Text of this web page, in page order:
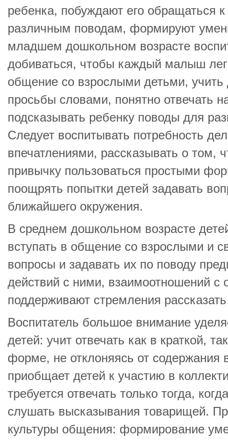
ребенка, побуждают его обращаться
различным поводам, формируют
младшем дошкольном возрасте
добиваться, чтобы каждый малыш
общение со взрослыми детьми, учить
просьбы словами, понятно отвечать
подсказывать ребенку поводы для
Следует воспитывать потребность
впечатлениями, рассказывать о том,
привычку пользоваться простыми
поощрять попытки детей задавать
ближайшего окружения.
В среднем дошкольном возрасте
вступать в общение со взрослыми и
вопросы и задавать их по поводу
действий с ними, взаимоотношений
поддерживают стремления
Воспитатель большое внимание
детей: учит отвечать как в краткой,
форме, не отклоняясь от содержания
приобщает детей к участию в
требуется отвечать только тогда,
слушать высказывания товарищей.
культуры общения: формирование